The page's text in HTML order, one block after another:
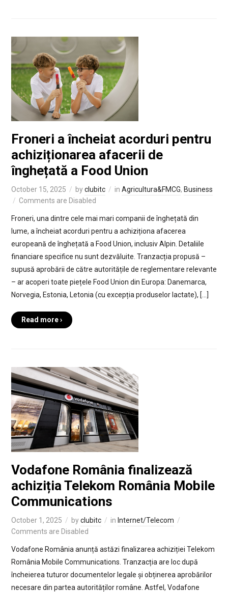
Froneri a încheiat acorduri pentru
achiziționarea afacerii de
înghețată a Food Union
October 15, 2025 byclubitc in Agricultura&FMCG, Business
Comments are Disabled
Froneri, una dintre cele mai mari companii de înghețată din
lume, a încheiat acorduri pentru a achiziționa afacerea
europeană de înghețată a Food Union, inclusiv Alpin. Detaliile
financiare specifice nu sunt dezvăluite. Tranzacția propusă –
supusă aprobării de către autoritățile de reglementare relevante
– ar acoperi toate piețele Food Union din Europa: Danemarca,
Norvegia, Estonia, Letonia (cu excepția produselor lactate), […]
Read more ›
Vodafone România finalizează
achiziția Telekom România Mobile
Communications
October 1, 2025 byclubitc in Internet/Telecom
Comments are Disabled
Vodafone România anunță astăzi finalizarea achiziției Telekom
România Mobile Communications. Tranzacția are loc după
încheierea tuturor documentelor legale și obținerea aprobărilor
necesare din partea autorităților române. Astfel, Vodafone